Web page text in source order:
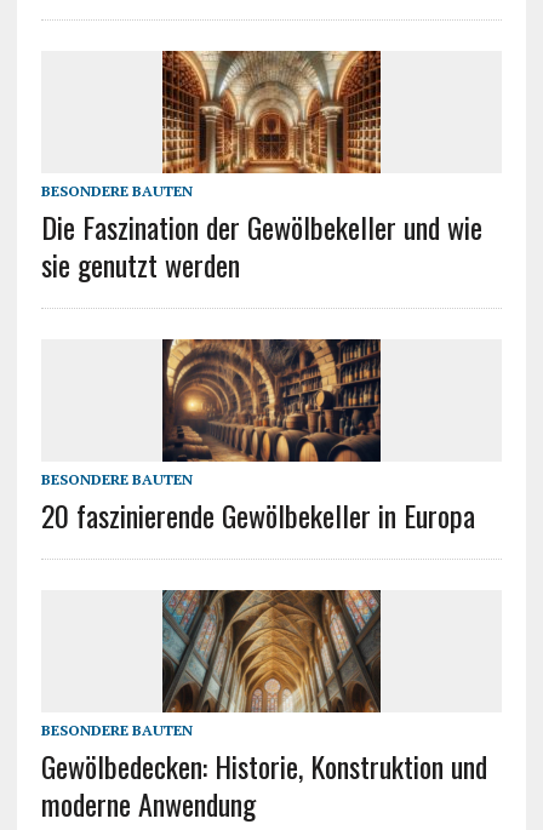
BESONDERE BAUTEN
Die Faszination der Gewölbekeller und wie
sie genutzt werden
BESONDERE BAUTEN
20 faszinierende Gewölbekeller in Europa
BESONDERE BAUTEN
Gewölbedecken: Historie, Konstruktion und
moderne Anwendung